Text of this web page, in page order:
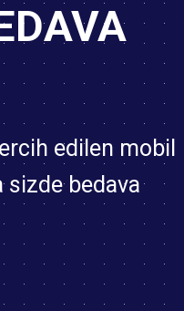
edilen mobil
sizde bedava